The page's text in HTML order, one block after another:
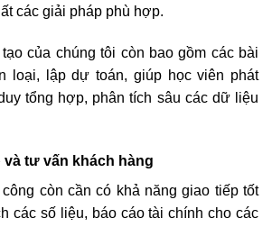
các giải pháp phù hợp.
của chúng tôi còn bao gồm các bài
loại, lập dự toán, giúp học viên phát
tổng hợp, phân tích sâu các dữ liệu
và tư vấn khách hàng
còn cần có khả năng giao tiếp tốt
các số liệu, báo cáo tài chính cho các